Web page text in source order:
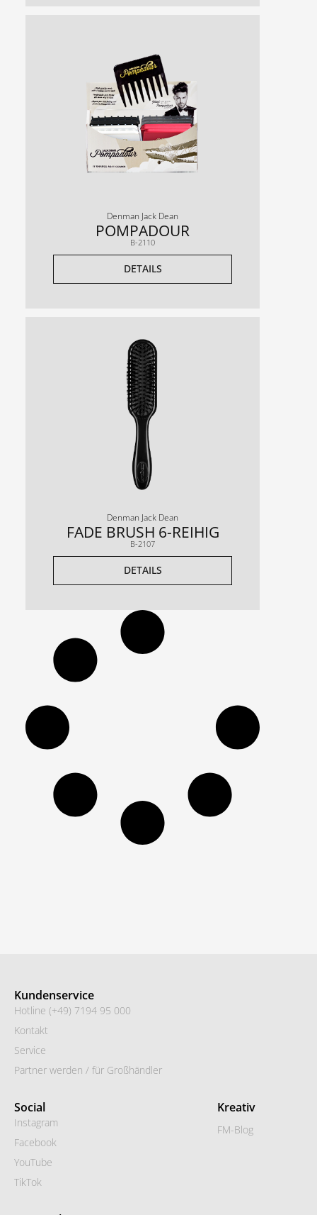
Denman Jack Dean
POMPADOUR
B-2110
DETAILS
Denman Jack Dean
FADE BRUSH 6-REIHIG
B-2107
DETAILS
Kundenservice
Hotline (+49) 7194 95 000
Kontakt
Service
Partner werden / für Großhändler
Social
Instagram
Facebook
YouTube
TikTok
Kreativ
FM-Blog